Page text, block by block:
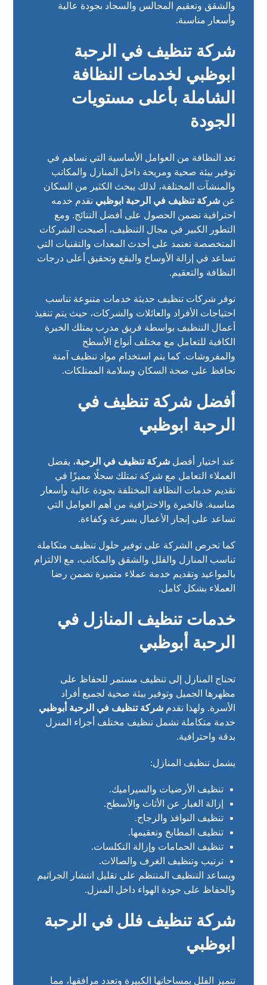
والشقق وتعقيم المجالس والسجاد بجودة عالية
وأسعار مناسبة.
شركة تنظيف في الرحبة
ابوظبي لخدمات النظافة
الشاملة بأعلى مستويات
الجودة
تعد النظافة من العوامل الأساسية التي تساهم في
توفير بيئة صحية ومريحة داخل المنازل والمكاتب
والمنشآت المختلفة، لذلك يبحث الكثير من السكان
عنشركة تنظيف في الرحبة ابوظبي تقدم خدمه
احترافية تضمن الحصول على أفضل النتائج. ومع
التطور الكبير في مجال التنظيف، أصبحت الشركات
المتخصصة تعتمد على أحدث المعدات والتقنيات التي
تساعد في إزالة الأوساخ والبقع وتحقيق أعلى درجات
النظافة والتعقيم.
توفر شركات تنظيف حديثة خدمات متنوعة تناسب
احتياجات الأفراد والعائلات والشركات، حيث يتم تنفيذ
أعمال التنظيف بواسطة فريق مدرب يمتلك الخبرة
الكافية للتعامل مع مختلف أنواع الأسطح
والمفروشات. كما يتم استخدام مواد تنظيف آمنة
تحافظ على صحة السكان وسلامة الممتلكات.
أفضل شركة تنظيف في
الرحبة ابوظبي
عند اختيار أفضلشركة تنظيف في الرحبة، يفضل
العملاء التعامل مع شركة تمتلك سجلًا مميزًا في
تقديم خدمات النظافة المختلفة بجودة عالية وأسعار
مناسبة. فالخبرة والاحترافية من أهم العوامل التي
تساعد على إنجاز الأعمال بسرعة وكفاءة.
كما تحرص الشركة على توفير حلول تنظيف متكاملة
تناسب المنازل والفلل والشقق والمكاتب، مع الالتزام
بالمواعيد وتقديم خدمة عملاء متميزة تضمن رضا
العملاء بشكل كامل.
خدمات تنظيف المنازل في
الرحبة أبوظبي
تحتاج المنازل إلى تنظيف مستمر للحفاظ على
مظهرها الجميل وتوفير بيئة صحية لجميع أفراد
الأسرة. ولهذا تقدمشركة تنظيف في الرحبة أبوظبي
خدمة متكاملة تشمل تنظيف مختلف أجزاء المنزل
بدقة واحترافية.
يشمل تنظيف المنازل:
تنظيف الأرضيات والسيراميك.
إزالة الغبار عن الأثاث والأسطح.
تنظيف النوافذ والزجاج.
تنظيف المطابخ وتعقيمها.
تنظيف الحمامات وإزالة التكلسات.
ترتيب وتنظيف الغرف والصالات.
ويساعد التنظيف المنتظم على تقليل انتشار الجراثيم
والحفاظ على جودة الهواء داخل المنزل.
شركة تنظيف فلل في الرحبة
ابوظبي
تتميز الفلل بمساحاتها الكبيرة وتعدد مرافقها، مما